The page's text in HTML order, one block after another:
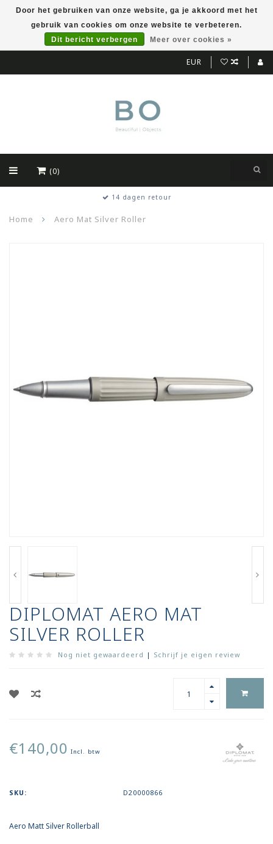
EUR
(0)
14 dagen retour
Home Aero Mat Silver Roller
DIPLOMAT AERO MAT
SILVER ROLLER
Nog niet gewaardeerd | Schrijf je eigen review
€140,00 Incl. btw
SKU: D20000866
Aero Matt Silver Rollerball
Door het gebruiken van onze website, ga je akkoord met het
gebruik van cookies om onze website te verbeteren.
Dit bericht verbergen
Meer over cookies »